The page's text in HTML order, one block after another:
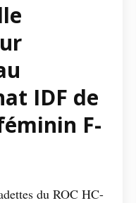
IDF de
F-
du ROC HC-